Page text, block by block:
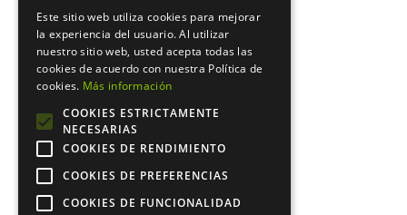
Este sitio web utiliza cookies para mejorar
la experiencia del usuario. Al utilizar
nuestro sitio web, usted acepta todas las
cookies de acuerdo con nuestra Política de
cookies. Más información
COOKIES ESTRICTAMENTE
NECESARIAS
COOKIES DE RENDIMIENTO
COOKIES DE PREFERENCIAS
COOKIES DE FUNCIONALIDAD